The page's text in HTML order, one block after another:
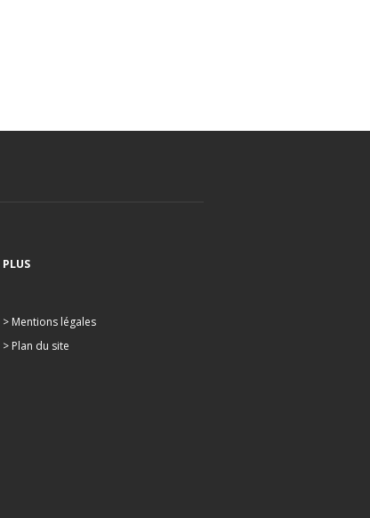
PLUS
> Mentions légales
> Plan du site